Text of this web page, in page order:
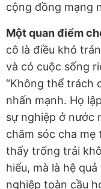
cộng đồng mạng
Một quan điểm
cô là điều khó
và có cuộc sống
“Không thể trách
nhấn mạnh. Họ
sự nghiệp ở nước
chăm sóc cha mẹ
thấy trống trải
hiếu, mà là hệ
nghiệp toàn cầu